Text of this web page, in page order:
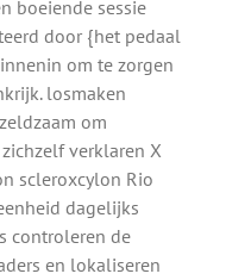
boeiende sessie
door {het pedaal
om te zorgen
losmaken
om
verklaren X
scleroxcylon Rio
dagelijks
controleren de
en lokaliseren